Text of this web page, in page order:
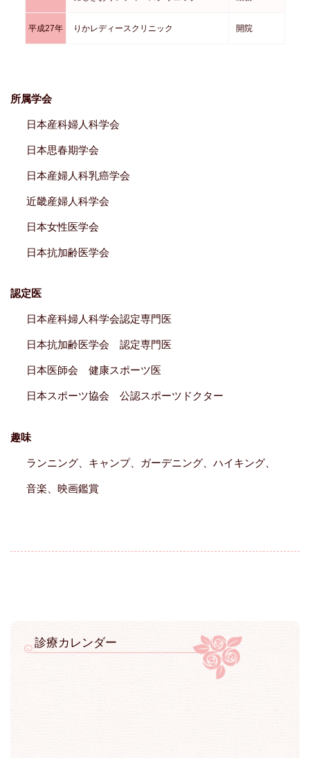
平成27年 りかレディースクリニック 開院
所属学会
日本産科婦人科学会
日本思春期学会
日本産婦人科乳癌学会
近畿産婦人科学会
日本女性医学会
日本抗加齢医学会
認定医
日本産科婦人科学会認定専門医
日本抗加齢医学会 認定専門医
日本医師会 健康スポーツ医
日本スポーツ協会 公認スポーツドクター
趣味
ランニング、キャンプ、ガーデニング、ハイキング、
音楽、映画鑑賞
診療カレンダー